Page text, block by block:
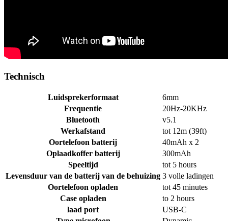
Technisch
Luidsprekerformaat
6mm
Frequentie
20Hz-20KHz
Bluetooth
v5.1
Werkafstand
tot 12m (39ft)
Oortelefoon batterij
40mAh x 2
Oplaadkoffer batterij
300mAh
Speeltijd
tot 5 hours
Levensduur van de batterij van de behuizing 3 volle ladingen
Oortelefoon opladen
tot 45 minutes
Case opladen
to 2 hours
laad port
USB-C